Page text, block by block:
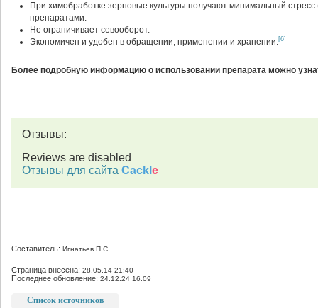
При химобработке зерновые культуры получают минимальный стресс
препаратами.
Не ограничивает севооборот.
Экономичен и удобен в обращении, применении и хранении.[6]
Более подробную информацию о использовании препарата можно
Отзывы:
Reviews are disabled
Отзывы для сайта Cackl e
Составитель: Игнатьев П.С.
Страница внесена: 28.05.14 21:40
Последнее обновление: 24.12.24 16:09
Список источников